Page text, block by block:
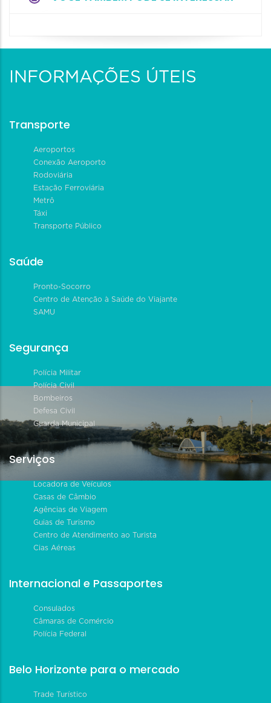
INFORMAÇÕES ÚTEIS
Transporte
Aeroportos
Conexão Aeroporto
Rodoviária
Estação Ferroviária
Metrô
Táxi
Transporte Público
Saúde
Pronto-Socorro
Centro de Atenção à Saúde do Viajante
SAMU
Segurança
Polícia Militar
Polícia Civil
Bombeiros
Defesa Civil
Guarda Municipal
Serviços
Locadora de Veículos
Casas de Câmbio
Agências de Viagem
Guias de Turismo
Centro de Atendimento ao Turista
Cias Aéreas
Internacional e Passaportes
Consulados
Câmaras de Comércio
Polícia Federal
Belo Horizonte para o mercado
Trade Turístico